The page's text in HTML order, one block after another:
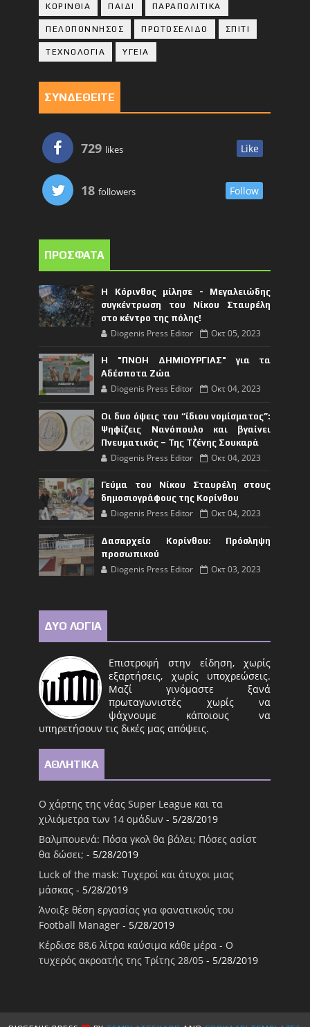
ΚΟΡΙΝΘΙA ΠΑΙΔΙ ΠΑΡΑΠΟΛΙΤΙΚΑ
ΠΕΛΟΠΟΝΝΗΣΟΣ ΠΡΩΤΟΣΕΛΙΔΟ ΣΠΙΤΙ
ΤΕΧΝΟΛΟΓΙΑ ΥΓΕΙΑ
ΣΥΝΔΕΘΕΙΤΕ
729 likes Like
18 followers Follow
ΠΡΟΣΦΑΤΑ
Η Κόρινθος μίλησε - Μεγαλειώδης
συγκέντρωση του Νίκου Σταυρέλη
στο κέντρο της πόλης!
Diogenis Press Editor Οκτ 05, 2023
Η "ΠΝΟΗ ΔΗΜΙΟΥΡΓΙΑΣ" για τα
Αδέσποτα Ζώα
Diogenis Press Editor Οκτ 04, 2023
Οι δυο όψεις του “ίδιου νομίσματος”:
Ψηφίζεις Νανόπουλο και βγαίνει
Πνευματικός – Της Τζένης Σουκαρά
Diogenis Press Editor Οκτ 04, 2023
Γεύμα του Νίκου Σταυρέλη στους
δημοσιογράφους της Κορίνθου
Diogenis Press Editor Οκτ 04, 2023
Δασαρχείο Κορίνθου: Πρόσληψη
προσωπικού
Diogenis Press Editor Οκτ 03, 2023
ΔΥΟ ΛΟΓΙΑ
Επιστροφή στην είδηση, χωρίς
εξαρτήσεις, χωρίς υποχρεώσεις.
Μαζί γινόμαστε ξανά
πρωταγωνιστές χωρίς να
ψάχνουμε κάποιους να
υπηρετήσουν τις δικές μας απόψεις.
ΑΘΛΗΤΙΚΑ
Ο χάρτης της νέας Super League και τα
χιλιόμετρα των 14 ομάδων - 5/28/2019
Βαλμπουενά: Πόσα γκολ θα βάλει; Πόσες ασίστ
θα δώσει; - 5/28/2019
Luck of the mask: Τυχεροί και άτυχοι μιας
μάσκας - 5/28/2019
Άνοιξε θέση εργασίας για φανατικούς του
Football Μanager - 5/28/2019
Κέρδισε 88,6 λίτρα καύσιμα κάθε μέρα - Ο
τυχερός ακροατής της Τρίτης 28/05 - 5/28/2019